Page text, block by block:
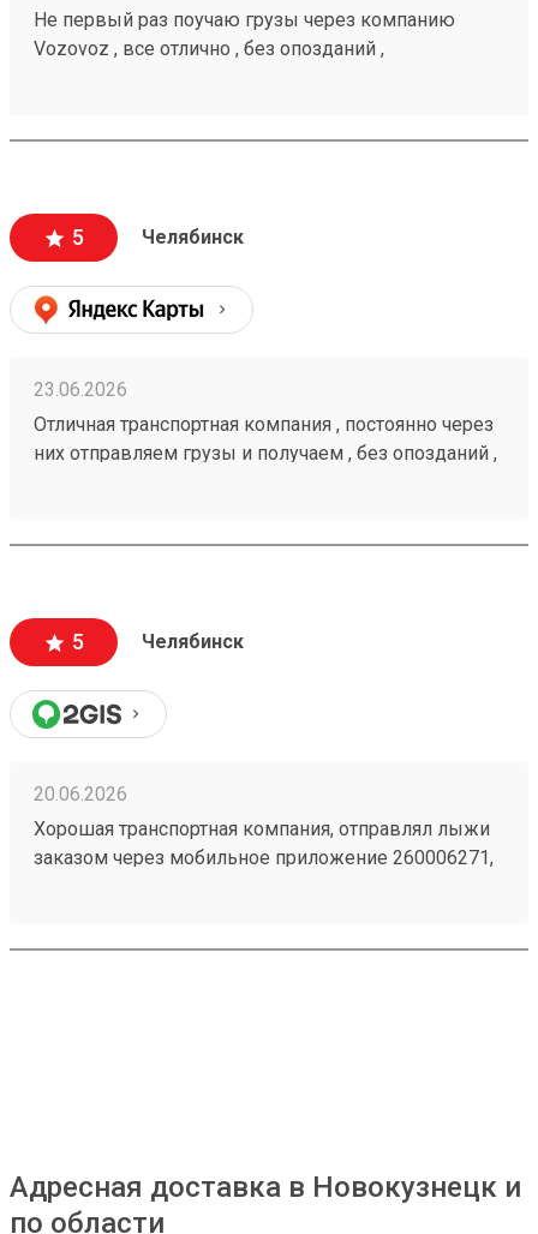
Не первый раз поучаю грузы через компанию
Vozovoz , все отлично , без опозданий ,
5 Челябинск
23.06.2026
Отличная транспортная компания , постоянно через
них отправляем грузы и получаем , без опозданий ,
5 Челябинск
20.06.2026
Хорошая транспортная компания, отправлял лыжи
заказом через мобильное приложение 260006271,
Адресная доставка в Новокузнецк и
по области